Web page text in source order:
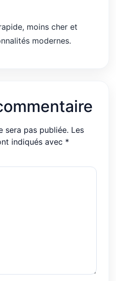
moins cher et
modernes.
sera pas publiée. Les
indiqués avec *